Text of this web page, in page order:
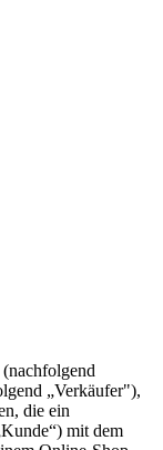
„Verkäufer"),
die ein
mit dem